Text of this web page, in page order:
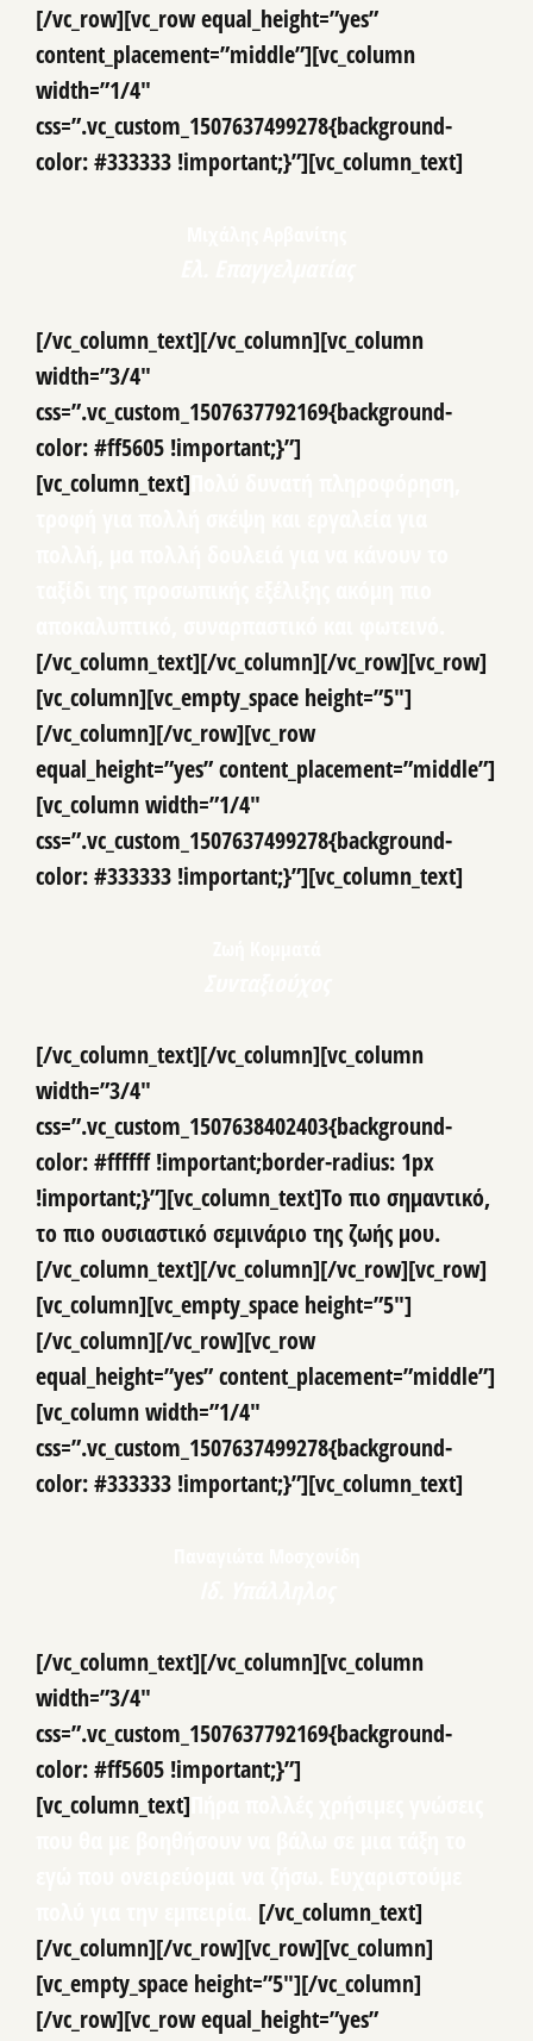
[/vc_row][vc_row equal_height=”yes”
content_placement=”middle”][vc_column
width=”1/4″
css=”.vc_custom_1507637499278{background-
color: #333333 !important;}”][vc_column_text]
[/vc_column_text][/vc_column][vc_column
width=”3/4″
css=”.vc_custom_1507637792169{background-
color: #ff5605 !important;}”]
[vc_column_text]
[/vc_column_text][/vc_column][/vc_row][vc_row]
[vc_column][vc_empty_space height=”5″]
[/vc_column][/vc_row][vc_row
equal_height=”yes” content_placement=”middle”]
[vc_column width=”1/4″
css=”.vc_custom_1507637499278{background-
color: #333333 !important;}”][vc_column_text]
[/vc_column_text][/vc_column][vc_column
width=”3/4″
css=”.vc_custom_1507638402403{background-
color: #ffffff !important;border-radius: 1px
!important;}”][vc_column_text]Το πιο σημαντικό,
το πιο ουσιαστικό σεμινάριο της ζωής μου.
[/vc_column_text][/vc_column][/vc_row][vc_row]
[vc_column][vc_empty_space height=”5″]
[/vc_column][/vc_row][vc_row
equal_height=”yes” content_placement=”middle”]
[vc_column width=”1/4″
css=”.vc_custom_1507637499278{background-
color: #333333 !important;}”][vc_column_text]
[/vc_column_text][/vc_column][vc_column
width=”3/4″
css=”.vc_custom_1507637792169{background-
color: #ff5605 !important;}”]
[vc_column_text]
[/vc_column_text]
[/vc_column][/vc_row][vc_row][vc_column]
[vc_empty_space height=”5″][/vc_column]
[/vc_row][vc_row equal_height=”yes”